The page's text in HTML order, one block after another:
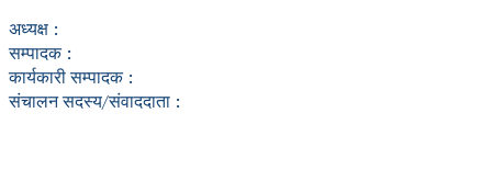
अध्यक्ष :
सम्पादक :
कार्यकारी सम्पादक :
संचालन सदस्य/संवाददाता :